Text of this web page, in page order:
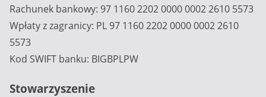
Rachunek bankowy: 97 1160 2202 0000 0002 2610 5573
Wpłaty z zagranicy: PL 97 1160 2202 0000 0002 2610
5573
Kod SWIFT banku: BIGBPLPW
Stowarzyszenie